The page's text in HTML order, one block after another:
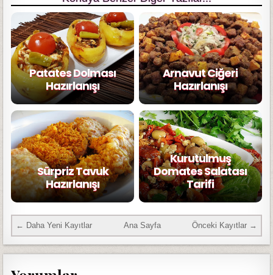
Patates Dolması
Hazırlanışı
Arnavut Ciğeri
Hazırlanışı
Sürpriz Tavuk
Hazırlanışı
Kurutulmuş
Domates Salatası
Tarifi
← Daha Yeni Kayıtlar Önceki Kayıtlar →
Ana Sayfa